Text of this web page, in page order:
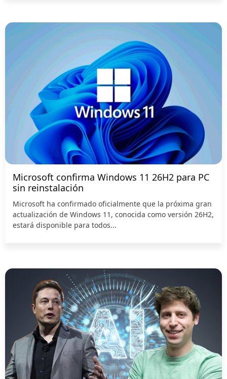
Microsoft confirma Windows 11 26H2 para PC
sin reinstalación
Microsoft ha confirmado oficialmente que la próxima gran
actualización de Windows 11, conocida como versión 26H2,
estará disponible para todos...